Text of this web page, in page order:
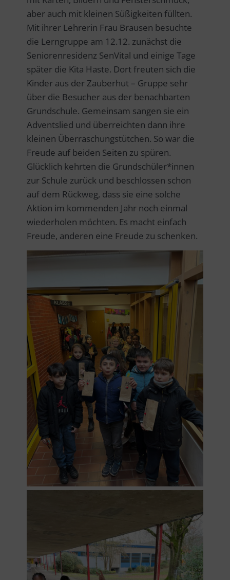
aber auch mit kleinen Süßigkeiten füllten.
Mit ihrer Lehrerin Frau Brausen besuchte
die Lerngruppe am 12.12. zunächst die
Seniorenresidenz SenVital und einige Tage
später die Kita Haste. Dort freuten sich die
Kinder aus der Zauberhut – Gruppe sehr
über die Besucher aus der benachbarten
Grundschule. Gemeinsam sangen sie ein
Adventslied und überreichten dann ihre
kleinen Überraschungstütchen. So war die
Freude auf beiden Seiten zu spüren.
Glücklich kehrten die Grundschüler*innen
zur Schule zurück und beschlossen schon
auf dem Rückweg, dass sie eine solche
Aktion im kommenden Jahr noch einmal
wiederholen möchten. Es macht einfach
Freude, anderen eine Freude zu schenken.